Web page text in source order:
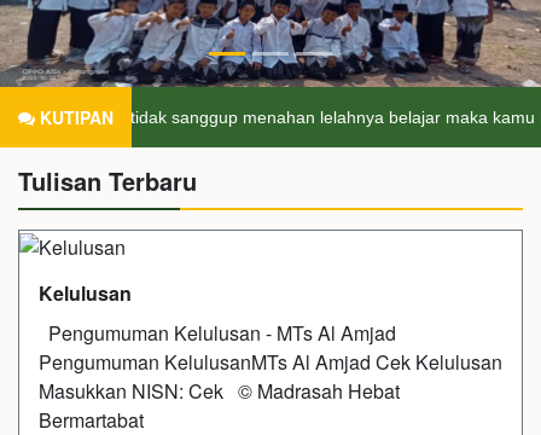
KUTIPAN
tidak sanggup menahan lelahnya belajar maka kamu harus
Tulisan Terbaru
Kelulusan
Pengumuman Kelulusan - MTs Al Amjad
Pengumuman KelulusanMTs Al Amjad Cek Kelulusan
Masukkan NISN: Cek © Madrasah Hebat
Bermartabat